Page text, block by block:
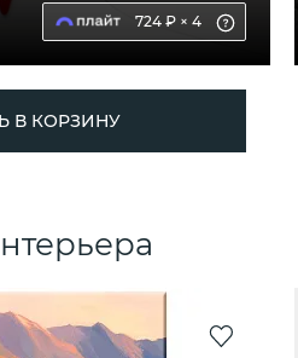
724 ₽ × 4
В КОРЗИНУ